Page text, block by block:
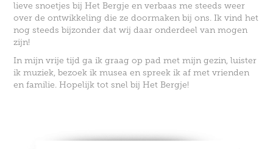
lieve snoetjes bij Het Bergje en verbaas me steeds weer
over de ontwikkeling die ze doormaken bij ons. Ik vind het
nog steeds bijzonder dat wij daar onderdeel van mogen
zijn!
In mijn vrije tijd ga ik graag op pad met mijn gezin, luister
ik muziek, bezoek ik musea en spreek ik af met vrienden
en familie.Hopelijk tot snel bij Het Bergje!